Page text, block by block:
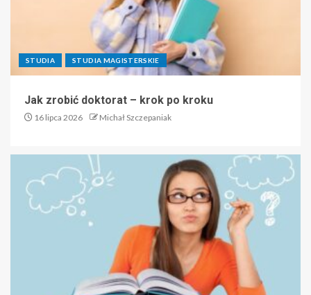
STUDIA STUDIA MAGISTERSKIE
Jak zrobić doktorat – krok po kroku
16 lipca 2026 Michał Szczepaniak